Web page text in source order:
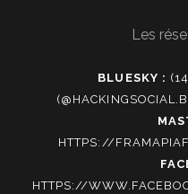
Les
BLUESKY :
HTTPS://
HTTPS://